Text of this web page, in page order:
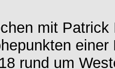
mit Patrick
rund um